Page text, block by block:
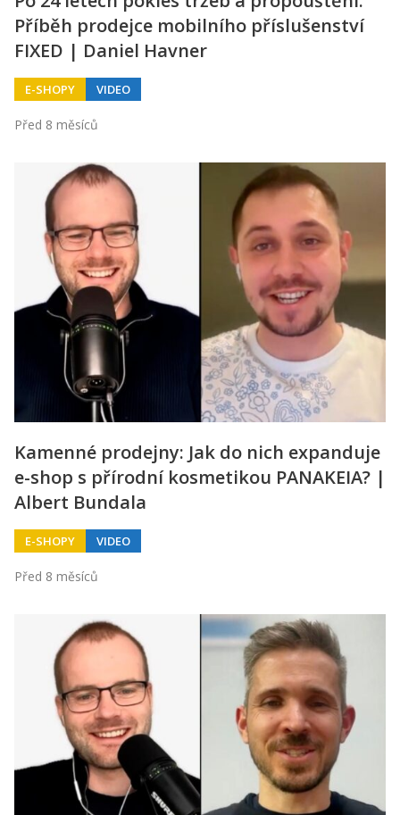
Příběh prodejce mobilního příslušenství
FIXED | Daniel Havner
E-SHOPY VIDEO
Před 8 měsíců
Kamenné prodejny: Jak do nich expanduje
e-shop s přírodní kosmetikou PANAKEIA? |
Albert Bundala
E-SHOPY VIDEO
Před 8 měsíců